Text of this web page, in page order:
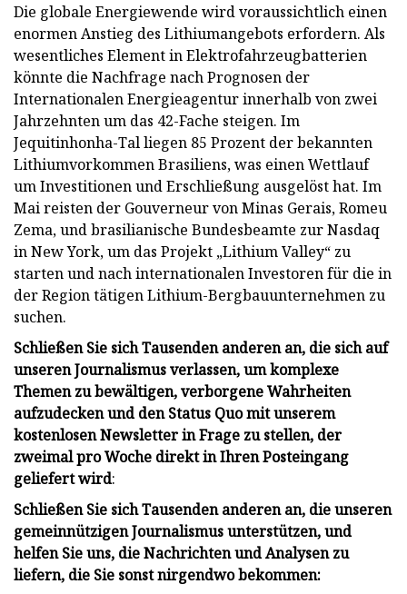
Die globale Energiewende wird voraussichtlich einen
enormen Anstieg des Lithiumangebots erfordern. Als
wesentliches Element in Elektrofahrzeugbatterien
könnte die Nachfrage nach Prognosen der
Internationalen Energieagentur innerhalb von zwei
Jahrzehnten um das 42-Fache steigen. Im
Jequitinhonha-Tal liegen 85 Prozent der bekannten
Lithiumvorkommen Brasiliens, was einen Wettlauf
um Investitionen und Erschließung ausgelöst hat. Im
Mai reisten der Gouverneur von Minas Gerais, Romeu
Zema, und brasilianische Bundesbeamte zur Nasdaq
in New York, um das Projekt „Lithium Valley“ zu
starten und nach internationalen Investoren für die in
der Region tätigen Lithium-Bergbauunternehmen zu
suchen.
Schließen Sie sich Tausenden anderen an, die sich auf
unseren Journalismus verlassen, um komplexe
Themen zu bewältigen, verborgene Wahrheiten
aufzudecken und den Status Quo mit unserem
kostenlosen Newsletter in Frage zu stellen, der
zweimal pro Woche direkt in Ihren Posteingang
geliefert wird:
Schließen Sie sich Tausenden anderen an, die unseren
gemeinnützigen Journalismus unterstützen, und
helfen Sie uns, die Nachrichten und Analysen zu
liefern, die Sie sonst nirgendwo bekommen: